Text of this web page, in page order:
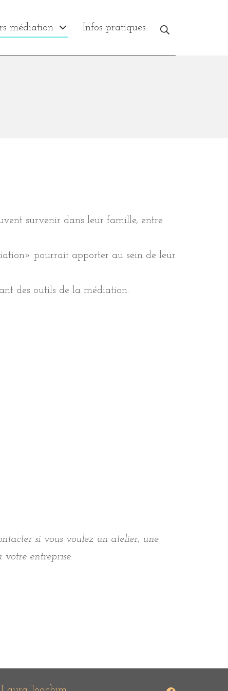
médiation Infos pratiques
survenir dans leur famille, entre
pourrait apporter au sein de leur
des outils de la médiation.
si vous voulez un atelier, une
votre entreprise.